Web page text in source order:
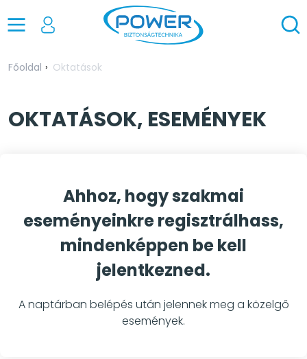
Főoldal Oktatások
OKTATÁSOK, ESEMÉNYEK
Ahhoz, hogy szakmai
eseményeinkre regisztrálhass,
mindenképpen be kell
jelentkezned.
A naptárban belépés után jelennek meg a közelgő
események.